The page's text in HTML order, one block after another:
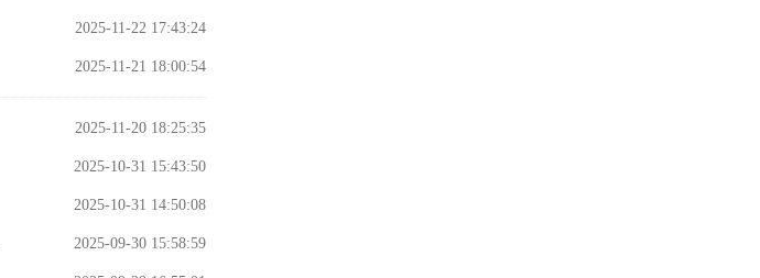
2025-11-22 17:43:24
2025-11-21 18:00:54
2025-11-20 18:25:35
2025-10-31 15:43:50
2025-10-31 14:50:08
2025-09-30 15:58:59